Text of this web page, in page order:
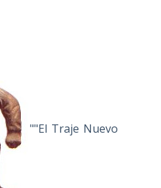
""El Traje Nuevo